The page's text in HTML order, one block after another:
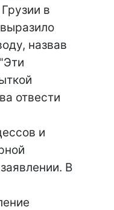
в
назвав
отвести
и
В